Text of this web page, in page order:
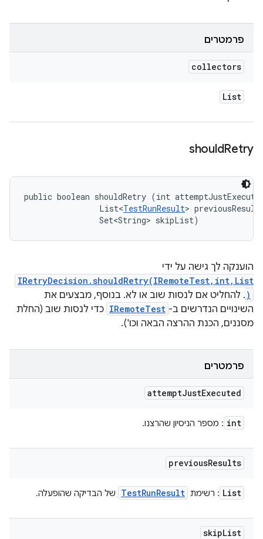
פרמטרים
collectors
List
shouldRetry
public boolean shouldRetry (int
                List<
TestRunResult>
                Set<String> skipList)
הוענקה לך גישה על ידי
IRetryDecision.shouldRetry(IRemoteTest,int,List
) . להחליט אם לנסות שוב או לא. בנוסף, מבצעים את
השינויים הנדרשים ב- IRemoteTest כדי לנסות שוב (החלת
מסננים, הכנת ההרצה הבאה וכו').
פרמטרים
attemptJustExecuted
int : מספר הניסיון שהרצנו.
previousResults
List : רשימת TestRunResult של הבדיקה שהופעלה.
skipList